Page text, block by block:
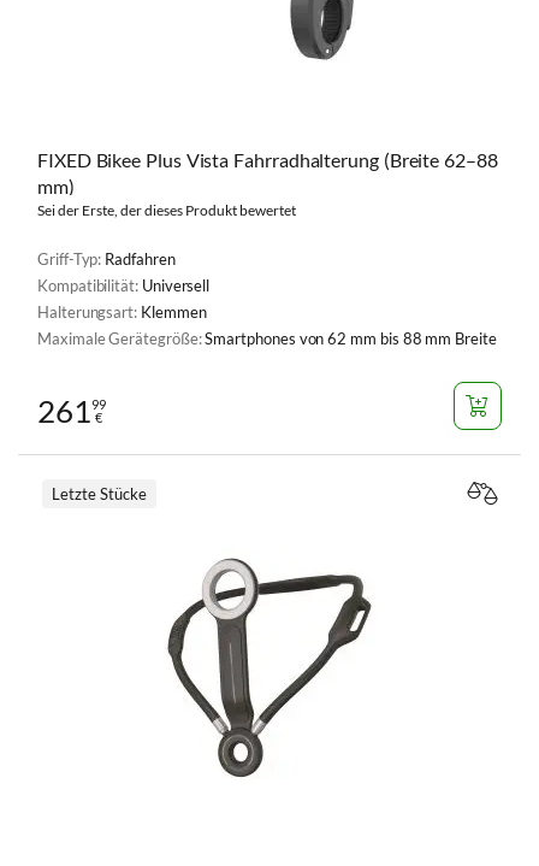
FIXED Bikee Plus Vista Fahrradhalterung (Breite 62–88
mm)
Sei der Erste, der dieses Produkt bewertet
Griff-Typ: Radfahren
Kompatibilität: Universell
Halterungsart: Klemmen
Maximale Gerätegröße:Smartphones von 62 mm bis 88 mm Breite
26199
€
Letzte Stücke